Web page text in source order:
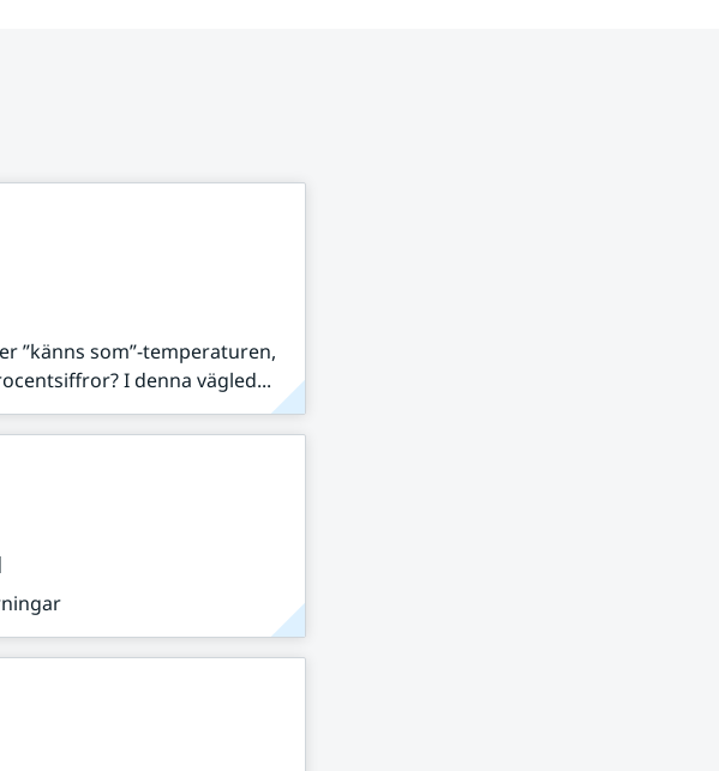
”känns som”-temperaturen,
I denna vägled...